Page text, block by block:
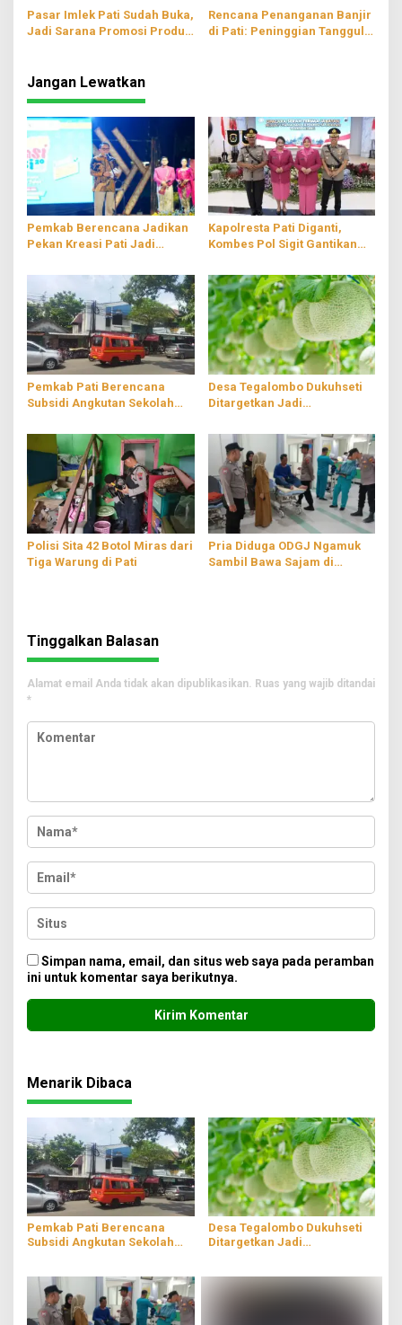
Ditemukan
Pasar Imlek Pati Sudah Buka,
Jadi Sarana Promosi Produk
Rencana Penanganan Banjir
di Pati: Peninggian Tanggul
Jangan Lewatkan
Pemkab Berencana Jadikan
Pekan Kreasi Pati Jadi
Kapolresta Pati Diganti,
Kombes Pol Sigit Gantikan
Pemkab Pati Berencana
Subsidi Angkutan Sekolah
Desa Tegalombo Dukuhseti
Ditargetkan Jadi
Modern
Polisi Sita 42 Botol Miras dari
Tiga Warung di Pati
Pria Diduga ODGJ Ngamuk
Sambil Bawa Sajam di
Tinggalkan Balasan
Alamat email Anda tidak akan dipublikasikan. Ruas yang wajib ditandai
*
Simpan nama, email, dan situs web saya pada peramban
ini untuk komentar saya berikutnya.
Menarik Dibaca
Pemkab Pati Berencana
Subsidi Angkutan Sekolah
Desa Tegalombo Dukuhseti
Ditargetkan Jadi